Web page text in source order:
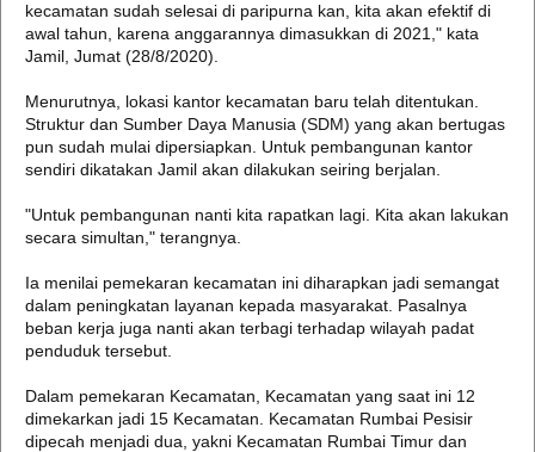
kecamatan sudah selesai di paripurna kan, kita akan efektif di
awal tahun, karena anggarannya dimasukkan di 2021," kata
Jamil, Jumat (28/8/2020).
Menurutnya, lokasi kantor kecamatan baru telah ditentukan.
Struktur dan Sumber Daya Manusia (SDM) yang akan bertugas
pun sudah mulai dipersiapkan. Untuk pembangunan kantor
sendiri dikatakan Jamil akan dilakukan seiring berjalan.
"Untuk pembangunan nanti kita rapatkan lagi. Kita akan lakukan
secara simultan," terangnya.
Ia menilai pemekaran kecamatan ini diharapkan jadi semangat
dalam peningkatan layanan kepada masyarakat. Pasalnya
beban kerja juga nanti akan terbagi terhadap wilayah padat
penduduk tersebut.
Dalam pemekaran Kecamatan, Kecamatan yang saat ini 12
dimekarkan jadi 15 Kecamatan. Kecamatan Rumbai Pesisir
dipecah menjadi dua, yakni Kecamatan Rumbai Timur dan